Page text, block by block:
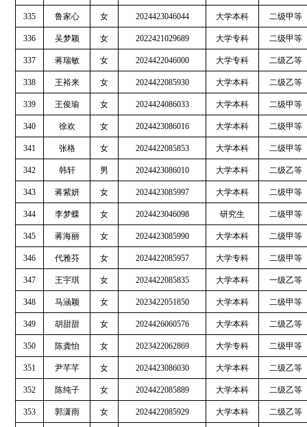
335 鲁家心 女 2024423046044 大学本科 二级甲等
336 吴梦颖 女 2022421029689 大学专科 二级甲等
337 蒋瑞敏 女 2024422046000 大学专科 二级乙等
338 王裕来 女 2024422085930 大学本科 二级乙等
339 王俊瑜 女 2024424086033 大学本科 二级甲等
340 徐欢 女 2024423086016 大学本科 二级甲等
341 张格 女 2024422085853 大学本科 二级甲等
342 韩轩 男 2024423086010 大学本科 二级乙等
343 蒋紫妍 女 2024423085997 大学本科 二级甲等
344 李梦蝶 女 2024423046098 研究生 二级甲等
345 蒋海丽 女 2024423085990 大学本科 二级甲等
346 代雅芬 女 2024422085957 大学专科 二级甲等
347 王宇琪 女 2024422085835 大学本科 一级乙等
348 马涵颖 女 2023422051850 大学本科 二级甲等
349 胡甜甜 女 2024426060576 大学本科 二级乙等
350 陈龚怡 女 2023422062869 大学专科 二级甲等
351 尹芊芊 女 2024423086030 大学本科 二级乙等
352 陈纯子 女 2024422085889 大学本科 二级乙等
353 郭潇雨 女 2024422085929 大学本科 二级乙等